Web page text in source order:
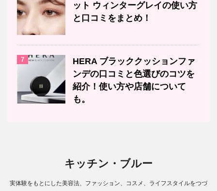
ット ウィンターグレイの使い方
と口コミをまとめ！
7
HERA ブラッククッションファ
ンデの口コミと色選びのコツを
紹介！使い方や店舗について
も。
キッチン・ブルー
実体験をもとにした美容法、ファッション、コスメ、ライフスタイルをつづ